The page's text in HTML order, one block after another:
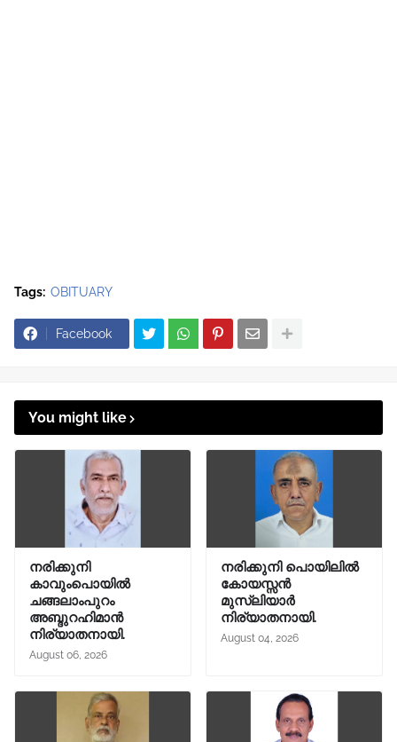
Tags: OBITUARY
Facebook
You might like
നരിക്കുനി
കാവുംപൊയിൽ
ചങ്ങലാംപുറം
അബ്ദുറഹിമാൻ
നിര്യാതനായി.
August 06, 2026
നരിക്കുനി പൊയിലിൽ
കോയസ്സൻ
മുസ്ലിയാർ
നിര്യാതനായി.
August 04, 2026